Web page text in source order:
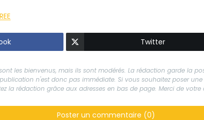
REE
Twitter
les bienvenus, mais ils sont modérés. La rédaction garde la
n'est donc pas immédiate. Si vous souhaitez poser
la rédaction grâce aux adresses en bas de page. Merci de votre
Poster un commentaire (0)